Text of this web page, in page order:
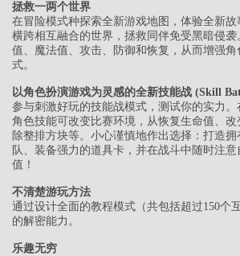
拯救一两个世界
在冒险模式种探索全新游戏地图，体验全新故
横跨相互融合的世界，拯救同伴免受黑暗侵
值、魔法值、攻击、防御和恢复，从而增强
式。
以角色扮演游戏为灵感的全新技能战 (Skill
参与刺激好玩的技能战模式，测试你的实力
角色技能可改变比赛环境，从恢复生命值、
除整排方块等。小心谨慎地作出选择：打造拥
队、装备强力的道具卡，并在战斗中随时注
值！
不清楚游玩方法
通过设计全面的教程模式（共包括超过150个
的解密能力。
乐趣无穷